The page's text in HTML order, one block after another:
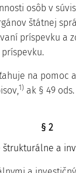
osôb v
štátnej
príspevku a
na pomoc
1)ak § 49
§ 2
štrukturálne a